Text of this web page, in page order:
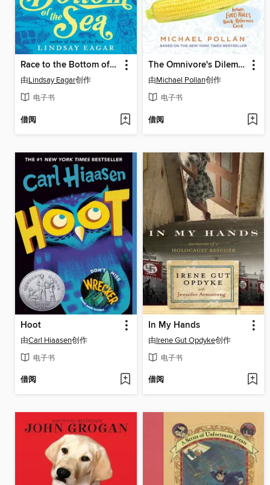
Race to the Bottom of the Sea
由Lindsay Eagar创作
电子书
借阅
The Omnivore's Dilemma
由Michael Pollan创作
电子书
借阅
Hoot
由Carl Hiaasen创作
电子书
借阅
In My Hands
由Irene Gut Opdyke创作
电子书
借阅